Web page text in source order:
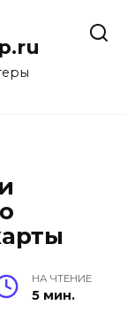
НА ЧТЕНИЕ
5 мин.